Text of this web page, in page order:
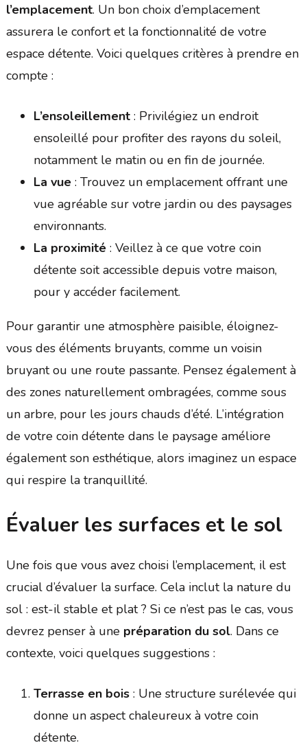
l’emplacement. Un bon choix d’emplacement
assurera le confort et la fonctionnalité de votre
espace détente. Voici quelques critères à prendre en
compte :
L’ensoleillement: Privilégiez un endroit
ensoleillé pour profiter des rayons du soleil,
notamment le matin ou en fin de journée.
La vue: Trouvez un emplacement offrant une
vue agréable sur votre jardin ou des paysages
environnants.
La proximité: Veillez à ce que votre coin
détente soit accessible depuis votre maison,
pour y accéder facilement.
Pour garantir une atmosphère paisible, éloignez-
vous des éléments bruyants, comme un voisin
bruyant ou une route passante. Pensez également à
des zones naturellement ombragées, comme sous
un arbre, pour les jours chauds d’été. L’intégration
de votre coin détente dans le paysage améliore
également son esthétique, alors imaginez un espace
qui respire la tranquillité.
Évaluer les surfaces et le sol
Une fois que vous avez choisi l’emplacement, il est
crucial d’évaluer la surface. Cela inclut la nature du
sol : est-il stable et plat ? Si ce n’est pas le cas, vous
devrez penser à une préparation du sol. Dans ce
contexte, voici quelques suggestions :
Terrasse en bois: Une structure surélevée qui
donne un aspect chaleureux à votre coin
détente.